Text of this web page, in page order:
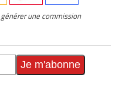
une commission